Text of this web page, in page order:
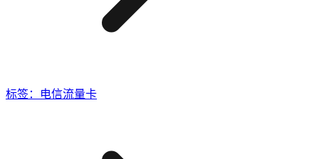
标签：电信流量卡